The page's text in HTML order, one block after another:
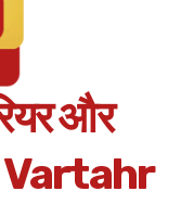
और
Vartahr